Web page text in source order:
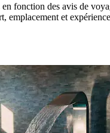
fonction des avis de
emplacement et